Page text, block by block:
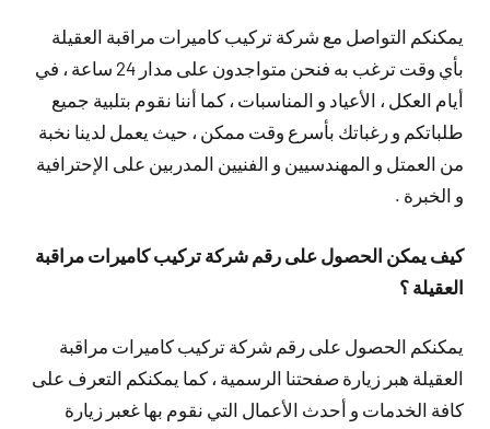
يمكنكم التواصل مع شركة تركيب كاميرات مراقبة العقيلة
بأي وقت ترغب به فنحن متواجدون على مدار 24 ساعة ، في
أيام العكل ، الأعياد و المناسبات ، كما أننا نقوم بتلبية جميع
طلباتكم و رغباتك بأسرع وقت ممكن ، حيث يعمل لدينا نخبة
من العمتل و المهندسيين و الفنيين المدربين على الإحترافية
و الخبرة .
كيف يمكن الحصول على رقم شركة تركيب كاميرات مراقبة
العقيلة ؟
يمكنكم الحصول على رقم شركة تركيب كاميرات مراقبة
العقيلة هبر زيارة صفحتنا الرسمية ، كما يمكنكم التعرف على
كافة الخدمات و أحدث الأعمال التي نقوم بها غعبر زيارة